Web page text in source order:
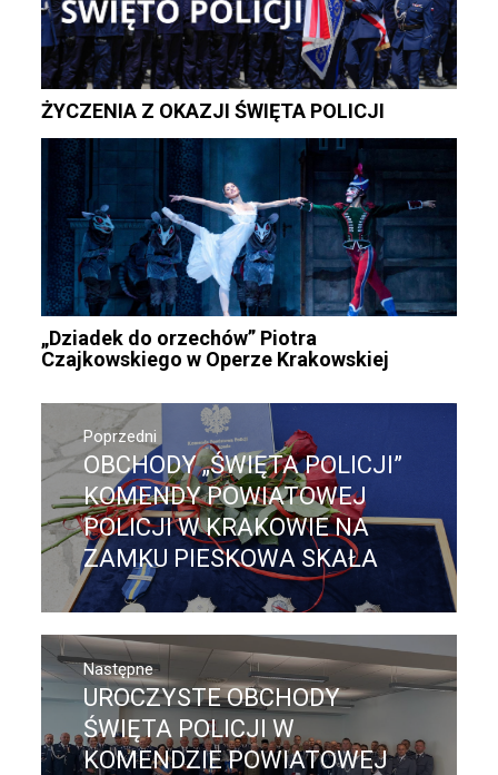
ŻYCZENIA Z OKAZJI ŚWIĘTA POLICJI
„Dziadek do orzechów” Piotra
Czajkowskiego w Operze Krakowskiej
Nawigacja
wpisuPoprzedni
Poprzedni
wpis:
OBCHODY „ŚWIĘTA POLICJI”
KOMENDY POWIATOWEJ
POLICJI W KRAKOWIE NA
ZAMKU PIESKOWA SKAŁA
Następne
Następny
post:
UROCZYSTE OBCHODY
ŚWIĘTA POLICJI W
KOMENDZIE POWIATOWEJ